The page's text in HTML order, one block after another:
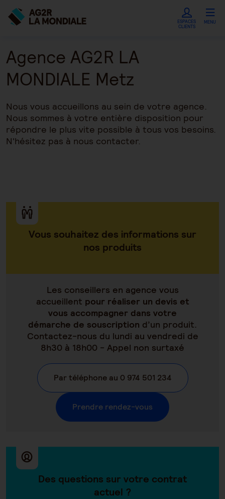
ESPACES
CLIENTS
MENU
Agence AG2R LA
MONDIALE Metz
Nous vous accueillons au sein de votre agence.
Nous sommes à votre entière disposition pour
répondre le plus vite possible à tous vos besoins.
N'hésitez pas à nous contacter.
Vous souhaitez des informations sur
nos produits
Les conseillers en agence vous
accueillent pour réaliser un devis et
vous accompagner dans votre
démarche de souscription d’un produit.
Contactez-nous du lundi au vendredi de
8h30 à 18h00 - Appel non surtaxé
Par téléphone au 0 974 501 234
Prendre rendez-vous
Des questions sur votre contrat
actuel ?